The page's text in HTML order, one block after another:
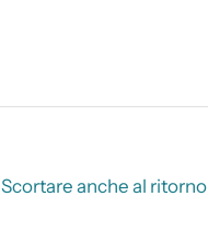
Scortare anche al ritorno